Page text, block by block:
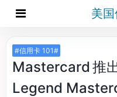
美国
#信用卡 101#
Mastercard 推
Legend